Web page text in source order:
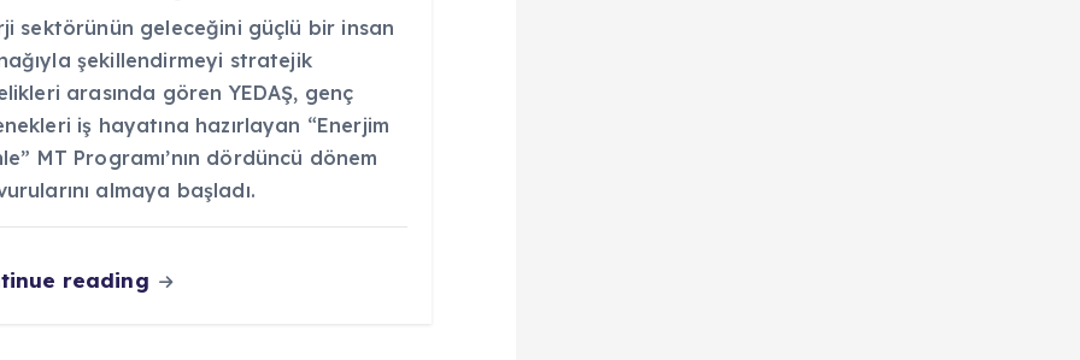
sektörünün geleceğini güçlü bir insan
şekillendirmeyi stratejik
arasında gören YEDAŞ, genç
iş hayatına hazırlayan “Enerjim
MT Programı’nın dördüncü dönem
almaya başladı.
reading